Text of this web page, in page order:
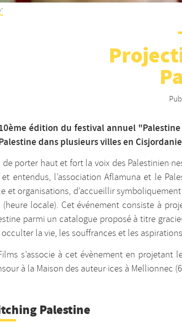
édition du festival annuel
dans plusieurs villes en
de porter haut et fort la voix des
entendus, l’association Aflamuna et le
et organisations, d’accueillir
(heure locale). Cet événement consiste à
parmi un catalogue proposé à titre
occulter la vie, les souffrances et les
s’associe à cet évènement en
à la Maison des auteur·ices à Mellionnec
Palestine